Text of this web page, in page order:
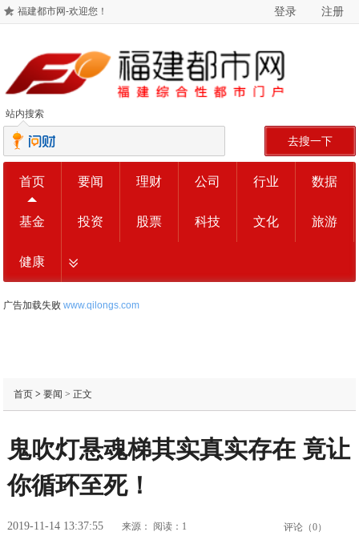
福建都市网-欢迎您！ 登录 注册
站内搜索
去搜一下
首页 要闻 理财 公司 行业 数据
基金 投资 股票 科技 文化 旅游
健康
广告加载失败www.qilongs.com
首页> 要闻 > 正文
鬼吹灯悬魂梯其实真实存在 竟让
你循环至死！
2019-11-14 13:37:55 来源： 阅读：1 评论（0）